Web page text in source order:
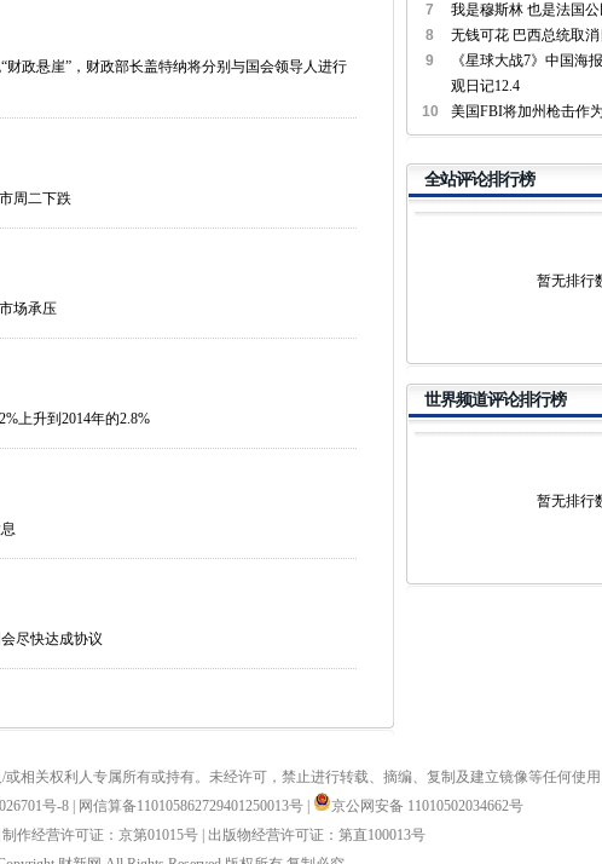
政悬崖”，财政部长盖特纳将分别与国会领导人进行
周二下跌
场承压
上升到2014年的2.8%
尽快达成协议
7
我是穆斯林 也是法国公
8
无钱可花 巴西总统取
9
《星球大战7》中国海
观日记12.4
10
美国FBI将加州枪击作
全站评论排行榜
暂无排行
世界频道评论排行榜
暂无排行
相关权利人专属所有或持有。未经许可，禁止进行转载、摘编、复制及建立镜像等任何使用
号-8 网信算备110105862729401250013号
京公网安备 11010502034662号
作经营许可证：京第01015号 出版物经营许可证：第直100013号